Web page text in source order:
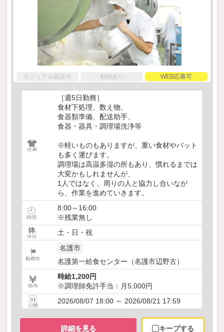
カジュアル面談可 動画あり WEB応募可
［週5日勤務］
食材下処理、数え物、
食器類準備、配送助手、
食器・器具・調理場洗浄等
※軽いものもありますが、重い食材やバット
も多く運びます。
調理場は高温多湿の所もあり、慣れるまでは
大変かもしれませんが、
1人ではなく、周りの人と協力し合いなが
ら、作業を進めていきます。
8:00～16:00
※残業無し
土・日・祝
名護市
名護第一給食センター（名護市辺野古）
時給1,200円
※調理師免許手当：月5,000円
2026/08/07 18:00 ～ 2026/08/21 17:59
詳細を見る キープする